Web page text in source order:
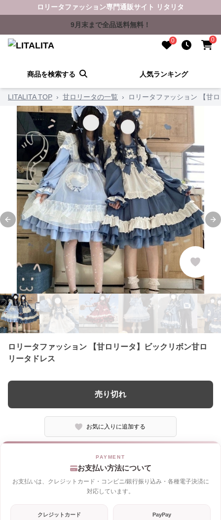
ロリータファッション専門通販サイト リタリタ
9月末まで全品送料無料！
0 0
商品を検索する 人気ランキング
LITALITA TOP › 甘ロリータの一覧 › ロリータファッション 【甘
Previous slide
ロリータファッション 【甘ロリータ】ビックリボン甘ロ
リータドレス
売り切れ
お気に入りに追加する
お支払い方法について
お支払いは、クレジットカード・コンビニ/銀行振り込み・各種電子決済に
対応しています。
クレジットカード PayPay